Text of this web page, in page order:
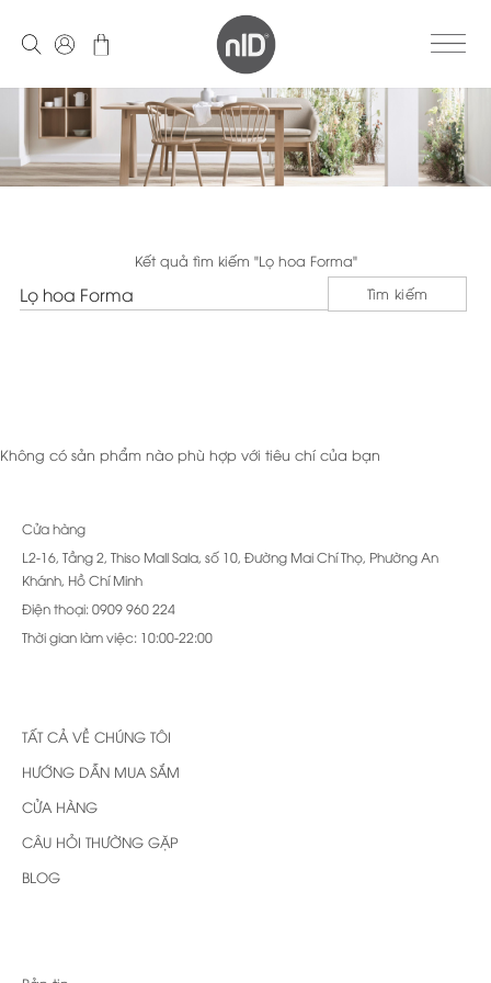
Kết quả tìm kiếm "Lọ hoa Forma"
Search
for:
Tìm kiếm
Không có sản phẩm nào phù hợp với tiêu chí của bạn
Cửa hàng
L2-16, Tầng 2, Thiso Mall Sala, số 10, Đường Mai Chí Thọ, Phường An
Khánh, Hồ Chí Minh
Điện thoại: 0909 960 224
Thời gian làm việc: 10:00-22:00
TẤT CẢ VỀ CHÚNG TÔI
HƯỚNG DẪN MUA SẮM
CỬA HÀNG
CÂU HỎI THƯỜNG GẶP
BLOG